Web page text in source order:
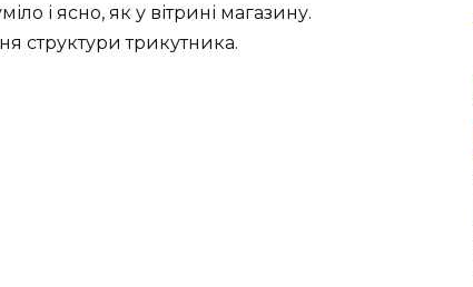
і ясно, як у вітрині магазину.
структури трикутника.